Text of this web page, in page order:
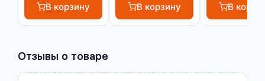
В корзину В корзину В
Отзывы о товаре